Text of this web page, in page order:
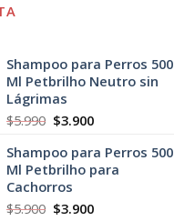
Shampoo para Perros 500
Ml Petbrilho Neutro sin
Lágrimas
$5.990 El
original
era:
$5.990.
$3.900El
actual
es:
Shampoo para Perros 500
Ml Petbrilho para
Cachorros
$5.900 El
$3.900El